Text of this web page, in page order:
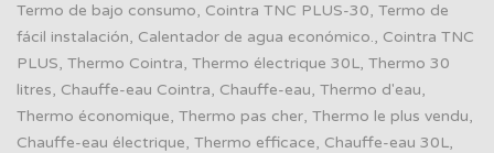
Termo de bajo consumo, Cointra TNC PLUS-30, Termo de
fácil instalación, Calentador de agua económico., Cointra TNC
PLUS, Thermo Cointra, Thermo électrique 30L, Thermo 30
litres, Chauffe-eau Cointra, Chauffe-eau, Thermo d'eau,
Thermo économique, Thermo pas cher, Thermo le plus vendu,
Chauffe-eau électrique, Thermo efficace, Chauffe-eau 30L,